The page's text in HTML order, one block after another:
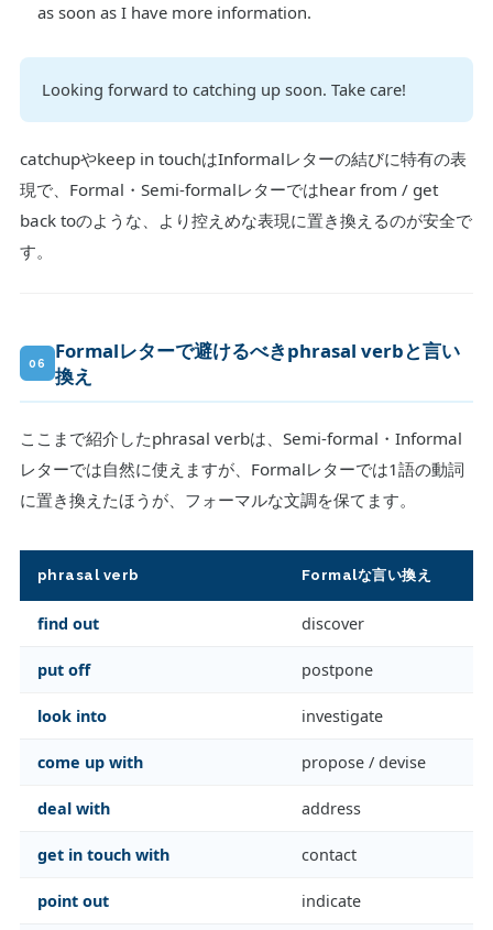
as soon as I have more information.
Looking forward to catching up soon. Take care!
catchupやkeep in touchはInformalレターの結びに特有の表
現で、Formal・Semi-formalレターではhear from / get
back toのような、より控えめな表現に置き換えるのが安全で
す。
06
Formalレターで避けるべきphrasal verbと言い
換え
ここまで紹介したphrasal verbは、Semi-formal・Informal
レターでは自然に使えますが、Formalレターでは1語の動詞
に置き換えたほうが、フォーマルな文調を保てます。
phrasal verb Formalな言い換え
find out discover
put off postpone
look into investigate
come up with propose / devise
deal with address
get in touch with contact
point out indicate